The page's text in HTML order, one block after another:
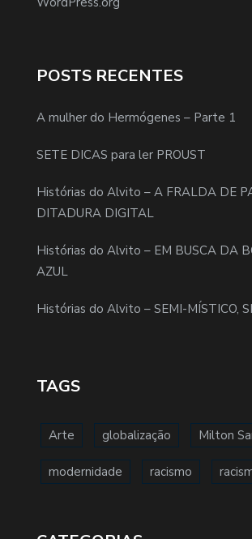
POSTS RECENTES
A mulher do Hermógenes – Parte 1
SETE DICAS para ler PROUST
Histórias do Alvito – A FRALDA DE
DITADURA DIGITAL
Histórias do Alvito – EM BUSCA DA
AZUL
Histórias do Alvito – SEMI-MÍSTICO,
TAGS
Arte globalização Milton
modernidade racismo